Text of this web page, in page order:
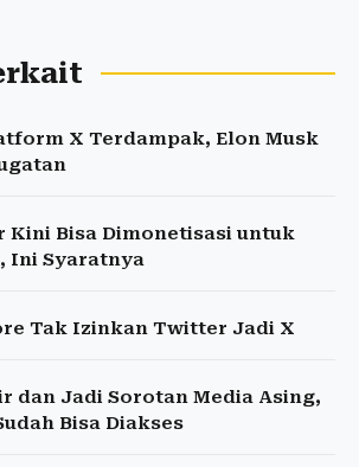
X Terdampak, Elon Musk
Bisa Dimonetisasi untuk
Ini Syaratnya
Tak Izinkan Twitter Jadi X
dan Jadi Sorotan Media Asing,
Bisa Diakses